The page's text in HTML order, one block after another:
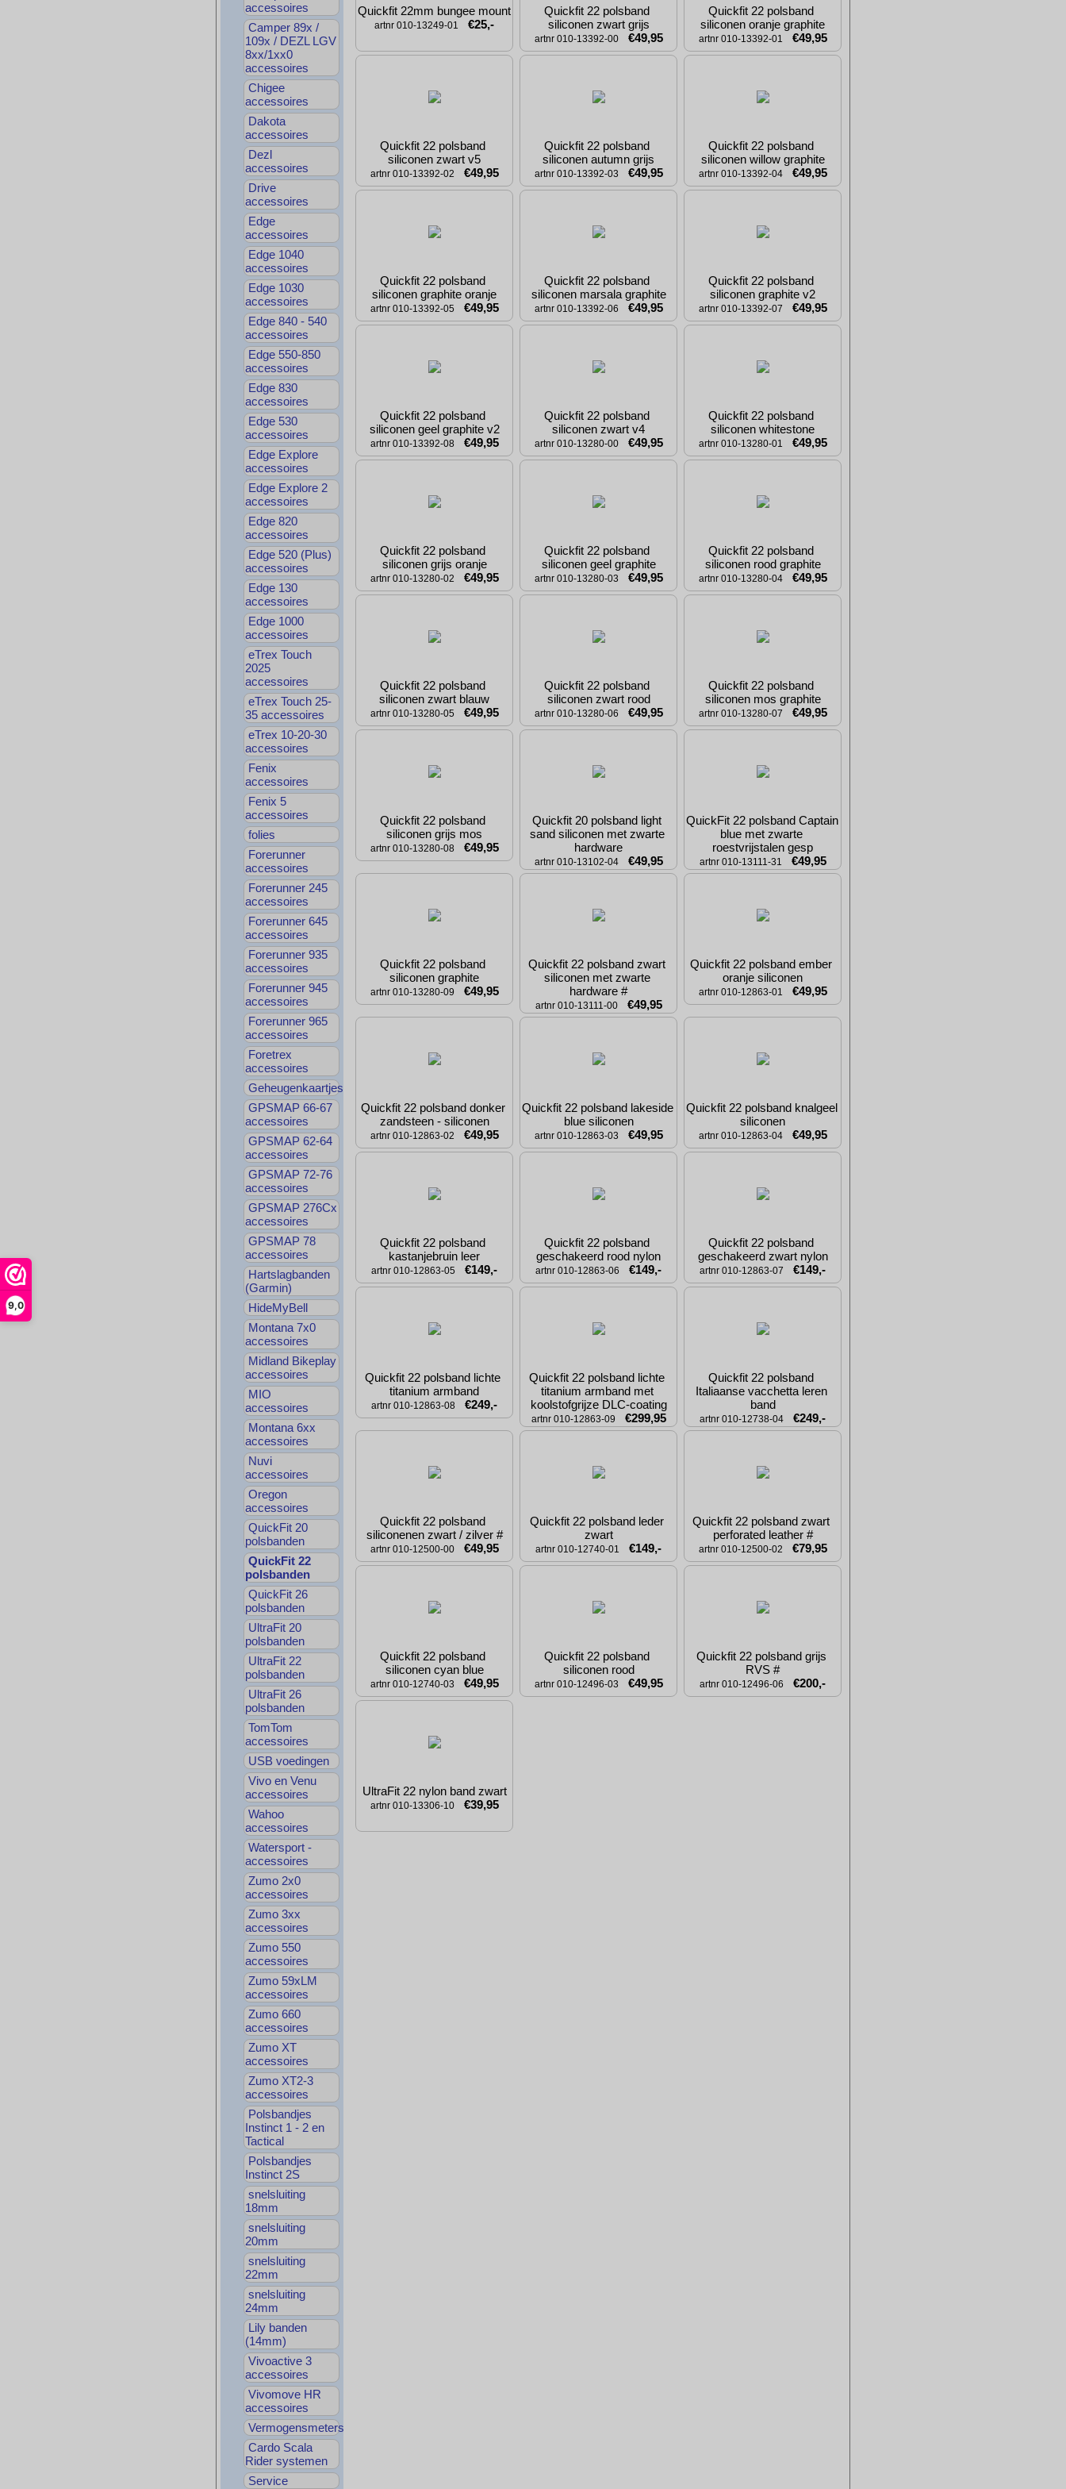
9,0
accessoires
Camper 89x /
109x / DEZL LGV
8xx/1xx0
accessoires
Chigee
accessoires
Dakota
accessoires
Dezl
accessoires
Drive
accessoires
Edge
accessoires
Edge 1040
accessoires
Edge 1030
accessoires
Edge 840 - 540
accessoires
Edge 550-850
accessoires
Edge 830
accessoires
Edge 530
accessoires
Edge Explore
accessoires
Edge Explore 2
accessoires
Edge 820
accessoires
Edge 520 (Plus)
accessoires
Edge 130
accessoires
Edge 1000
accessoires
eTrex Touch
2025
accessoires
eTrex Touch 25-
35 accessoires
eTrex 10-20-30
accessoires
Fenix
accessoires
Fenix 5
accessoires
folies
Forerunner
accessoires
Forerunner 245
accessoires
Forerunner 645
accessoires
Forerunner 935
accessoires
Forerunner 945
accessoires
Forerunner 965
accessoires
Foretrex
accessoires
Geheugenkaartjes
GPSMAP 66-67
accessoires
GPSMAP 62-64
accessoires
GPSMAP 72-76
accessoires
GPSMAP 276Cx
accessoires
GPSMAP 78
accessoires
Hartslagbanden
(Garmin)
HideMyBell
Montana 7x0
accessoires
Midland Bikeplay
accessoires
MIO
accessoires
Montana 6xx
accessoires
Nuvi
accessoires
Oregon
accessoires
QuickFit 20
polsbanden
QuickFit 22
polsbanden
QuickFit 26
polsbanden
UltraFit 20
polsbanden
UltraFit 22
polsbanden
UltraFit 26
polsbanden
TomTom
accessoires
USB voedingen
Vivo en Venu
accessoires
Wahoo
accessoires
Watersport -
accessoires
Zumo 2x0
accessoires
Zumo 3xx
accessoires
Zumo 550
accessoires
Zumo 59xLM
accessoires
Zumo 660
accessoires
Zumo XT
accessoires
Zumo XT2-3
accessoires
Polsbandjes
Instinct 1 - 2 en
Tactical
Polsbandjes
Instinct 2S
snelsluiting
18mm
snelsluiting
20mm
snelsluiting
22mm
snelsluiting
24mm
Lily banden
(14mm)
Vivoactive 3
accessoires
Vivomove HR
accessoires
Vermogensmeters
Cardo Scala
Rider systemen
Service
Quickfit 22mm bungee mount
artnr 010-13249-01 €25,-
Quickfit 22 polsband
siliconen zwart grijs
artnr 010-13392-00 €49,95
Quickfit 22 polsband
siliconen oranje graphite
artnr 010-13392-01 €49,95
Quickfit 22 polsband
siliconen zwart v5
artnr 010-13392-02 €49,95
Quickfit 22 polsband
siliconen autumn grijs
artnr 010-13392-03 €49,95
Quickfit 22 polsband
siliconen willow graphite
artnr 010-13392-04 €49,95
Quickfit 22 polsband
siliconen graphite oranje
artnr 010-13392-05 €49,95
Quickfit 22 polsband
siliconen marsala graphite
artnr 010-13392-06 €49,95
Quickfit 22 polsband
siliconen graphite v2
artnr 010-13392-07 €49,95
Quickfit 22 polsband
siliconen geel graphite v2
artnr 010-13392-08 €49,95
Quickfit 22 polsband
siliconen zwart v4
artnr 010-13280-00 €49,95
Quickfit 22 polsband
siliconen whitestone
artnr 010-13280-01 €49,95
Quickfit 22 polsband
siliconen grijs oranje
artnr 010-13280-02 €49,95
Quickfit 22 polsband
siliconen geel graphite
artnr 010-13280-03 €49,95
Quickfit 22 polsband
siliconen rood graphite
artnr 010-13280-04 €49,95
Quickfit 22 polsband
siliconen zwart blauw
artnr 010-13280-05 €49,95
Quickfit 22 polsband
siliconen zwart rood
artnr 010-13280-06 €49,95
Quickfit 22 polsband
siliconen mos graphite
artnr 010-13280-07 €49,95
Quickfit 22 polsband
siliconen grijs mos
artnr 010-13280-08 €49,95
Quickfit 20 polsband light
sand siliconen met zwarte
hardware
artnr 010-13102-04 €49,95
QuickFit 22 polsband Captain
blue met zwarte
roestvrijstalen gesp
artnr 010-13111-31 €49,95
Quickfit 22 polsband
siliconen graphite
artnr 010-13280-09 €49,95
Quickfit 22 polsband zwart
siliconen met zwarte
hardware #
artnr 010-13111-00 €49,95
Quickfit 22 polsband ember
oranje siliconen
artnr 010-12863-01 €49,95
Quickfit 22 polsband donker
zandsteen - siliconen
artnr 010-12863-02 €49,95
Quickfit 22 polsband lakeside
blue siliconen
artnr 010-12863-03 €49,95
Quickfit 22 polsband knalgeel
siliconen
artnr 010-12863-04 €49,95
Quickfit 22 polsband
kastanjebruin leer
artnr 010-12863-05 €149,-
Quickfit 22 polsband
geschakeerd rood nylon
artnr 010-12863-06 €149,-
Quickfit 22 polsband
geschakeerd zwart nylon
artnr 010-12863-07 €149,-
Quickfit 22 polsband lichte
titanium armband
artnr 010-12863-08 €249,-
Quickfit 22 polsband lichte
titanium armband met
koolstofgrijze DLC-coating
artnr 010-12863-09 €299,95
Quickfit 22 polsband
Italiaanse vacchetta leren
band
artnr 010-12738-04 €249,-
Quickfit 22 polsband
siliconenen zwart / zilver #
artnr 010-12500-00 €49,95
Quickfit 22 polsband leder
zwart
artnr 010-12740-01 €149,-
Quickfit 22 polsband zwart
perforated leather #
artnr 010-12500-02 €79,95
Quickfit 22 polsband
siliconen cyan blue
artnr 010-12740-03 €49,95
Quickfit 22 polsband
siliconen rood
artnr 010-12496-03 €49,95
Quickfit 22 polsband grijs
RVS #
artnr 010-12496-06 €200,-
UltraFit 22 nylon band zwart
artnr 010-13306-10 €39,95